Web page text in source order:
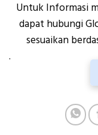
Untuk Informasi
dapat hubungi
sesuaikan
.